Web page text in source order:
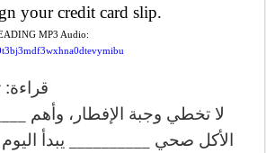
your credit card slip.
MP3 Audio:
قراءة:
لا تخطي وجبة الإفطار، وأهم
الأكل صحي يبدأ اليوم